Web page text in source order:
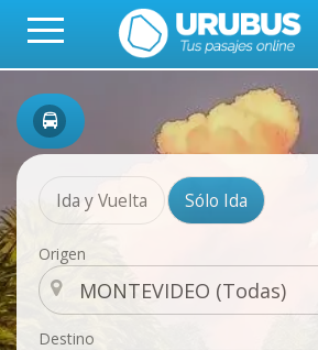
Ida y Vuelta Sólo Ida
Origen
Destino